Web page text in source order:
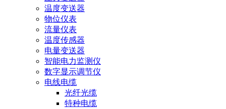
温度变送器
物位仪表
流量仪表
温度传感器
电量变送器
智能电力监测仪
数字显示调节仪
电线电缆
光纤光缆
特种电缆